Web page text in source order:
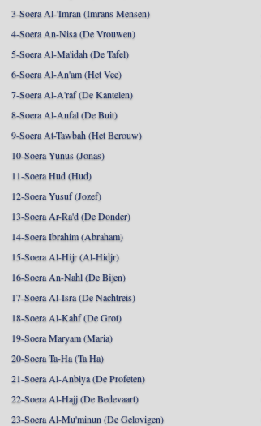
3-Soera Al-'Imran (Imrans Mensen)
4-Soera An-Nisa (De Vrouwen)
5-Soera Al-Ma'idah (De Tafel)
6-Soera Al-An'am (Het Vee)
7-Soera Al-A'raf (De Kantelen)
8-Soera Al-Anfal (De Buit)
9-Soera At-Tawbah (Het Berouw)
10-Soera Yunus (Jonas)
11-Soera Hud (Hud)
12-Soera Yusuf (Jozef)
13-Soera Ar-Ra'd (De Donder)
14-Soera Ibrahim (Abraham)
15-Soera Al-Hijr (Al-Hidjr)
16-Soera An-Nahl (De Bijen)
17-Soera Al-Isra (De Nachtreis)
18-Soera Al-Kahf (De Grot)
19-Soera Maryam (Maria)
20-Soera Ta-Ha (Ta Ha)
21-Soera Al-Anbiya (De Profeten)
22-Soera Al-Hajj (De Bedevaart)
23-Soera Al-Mu'minun (De Gelovigen)